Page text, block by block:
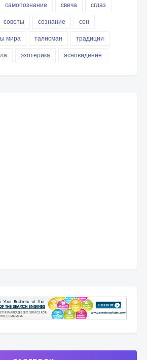
самопознание свеча
сглаз
советы сознание
сон
мира талисман
традиции
эзотерика ясновидение